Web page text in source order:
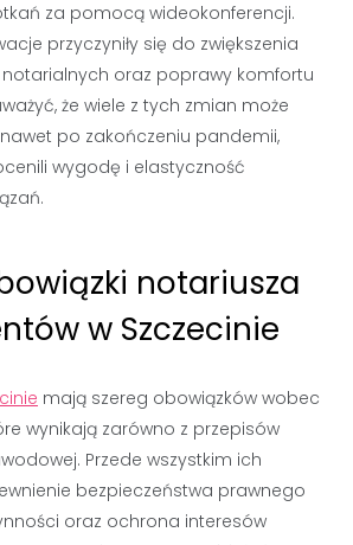
za pomocą wideokonferencji.
przyczyniły się do zwiększenia
oraz poprawy komfortu
że wiele z tych zmian może
po zakończeniu pandemii,
wygodę i elastyczność
notariusza
w Szczecinie
mają szereg obowiązków wobec
wynikają zarówno z przepisów
Przede wszystkim ich
bezpieczeństwa prawnego
oraz ochrona interesów